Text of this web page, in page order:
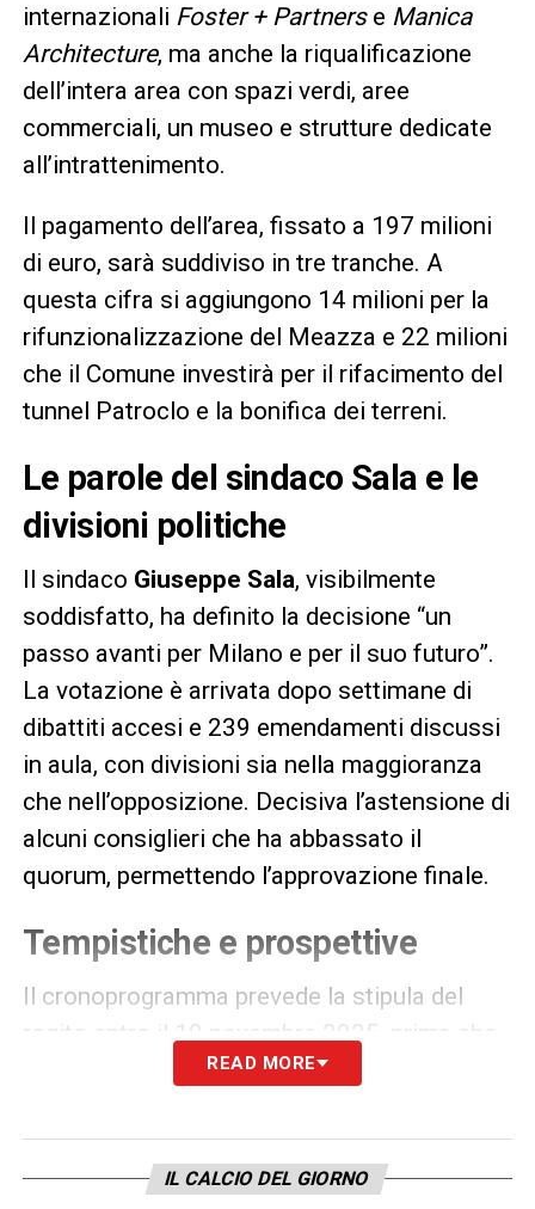
internazionali Foster + Partnerse Manica
Architecture, ma anche la riqualificazione
dell’intera area con spazi verdi, aree
commerciali, un museo e strutture dedicate
all’intrattenimento.
Il pagamento dell’area, fissato a 197 milioni
di euro, sarà suddiviso in tre tranche. A
questa cifra si aggiungono 14 milioni per la
rifunzionalizzazione del Meazza e 22 milioni
che il Comune investirà per il rifacimento del
tunnel Patroclo e la bonifica dei terreni.
Le parole del sindaco Sala e le
divisioni politiche
Il sindaco Giuseppe Sala, visibilmente
soddisfatto, ha definito la decisione “un
passo avanti per Milano e per il suo futuro”.
La votazione è arrivata dopo settimane di
dibattiti accesi e 239 emendamenti discussi
in aula, con divisioni sia nella maggioranza
che nell’opposizione. Decisiva l’astensione di
alcuni consiglieri che ha abbassato il
quorum, permettendo l’approvazione finale.
Tempistiche e prospettive
Il cronoprogramma prevede la stipula del
rogito entro il 10 novembre 2025, prima che
scatti il vincolo della Soprintendenza sul
propri inizieranno nel 2027, dopo le Olimpiadi
invernali di Milano-Cortina 2026, e
READ MORE
IL CALCIO DEL GIORNO